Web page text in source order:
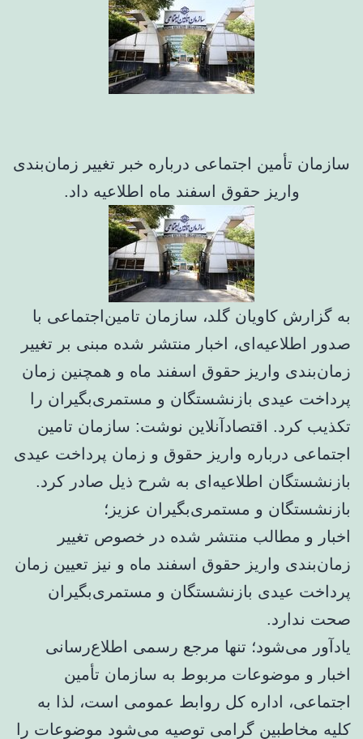
سازمان تأمین اجتماعی درباره خبر تغییر زمان‌بندی
واریز حقوق اسفند ماه اطلاعیه داد.
به گزارش کاویان گلد، سازمان تامین‌اجتماعی با
صدور اطلاعیه‌ای، اخبار منتشر شده مبنی بر تغییر
زمان‌بندی واریز حقوق اسفند ماه و همچنین زمان
پرداخت عیدی بازنشستگان و مستمری‌بگیران را
تکذیب کرد. اقتصادآنلاین نوشت: سازمان تامین
اجتماعی درباره واریز حقوق و زمان پرداخت عیدی
بازنشستگان اطلاعیه‌ای به شرح ذیل صادر کرد.
بازنشستگان و مستمری‌بگیران عزیز؛
اخبار و مطالب منتشر شده در خصوص تغییر
زمان‌بندی واریز حقوق اسفند ماه و نیز تعیین زمان
پرداخت عیدی بازنشستگان و مستمری‌بگیران
صحت ندارد.
یادآور می‌شود؛ تنها مرجع رسمی اطلاع‌رسانی
اخبار و موضوعات مربوط به سازمان تأمین
اجتماعی، اداره کل روابط عمومی است، لذا به
کلیه مخاطبین گرامی توصیه می‌شود موضوعات را